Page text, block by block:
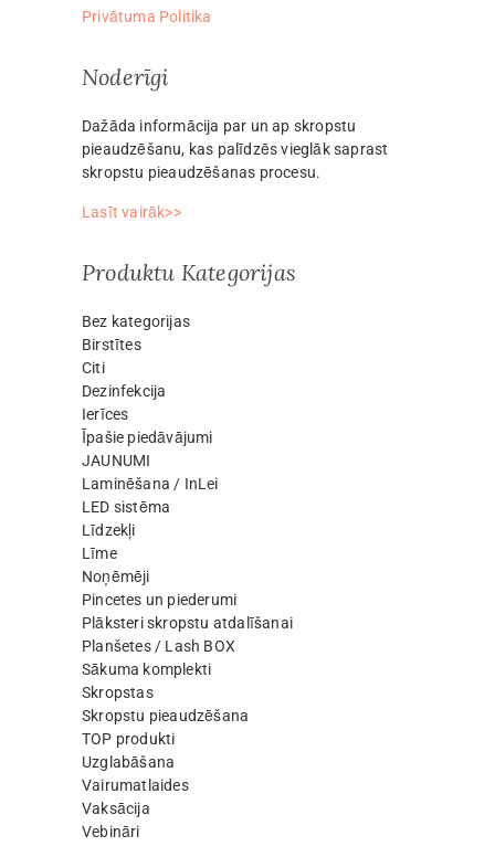
Privātuma Politika
Noderīgi
Dažāda informācija par un ap skropstu
pieaudzēšanu, kas palīdzēs vieglāk saprast
skropstu pieaudzēšanas procesu.
Lasīt vairāk>>
Produktu Kategorijas
Bez kategorijas
Birstītes
Citi
Dezinfekcija
Ierīces
Īpašie piedāvājumi
JAUNUMI
Laminēšana / InLei
LED sistēma
Līdzekļi
Līme
Noņēmēji
Pincetes un piederumi
Plāksteri skropstu atdalīšanai
Planšetes / Lash BOX
Sākuma komplekti
Skropstas
Skropstu pieaudzēšana
TOP produkti
Uzglabāšana
Vairumatlaides
Vaksācija
Vebināri